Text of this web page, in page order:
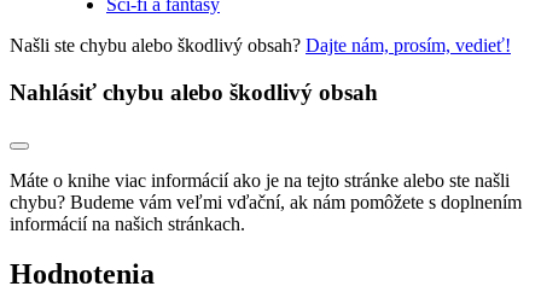
Sci-fi a fantasy
Našli ste chybu alebo škodlivý obsah? Dajte nám, prosím, vedieť!
Nahlásiť chybu alebo škodlivý obsah
Máte o knihe viac informácií ako je na tejto stránke alebo ste našli
chybu? Budeme vám veľmi vďační, ak nám pomôžete s doplnením
informácií na našich stránkach.
Hodnotenia